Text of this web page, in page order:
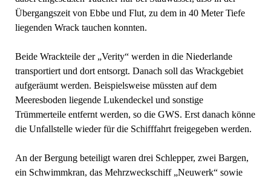
Übergangszeit von Ebbe und Flut, zu dem in 40 Meter Tiefe
liegenden Wrack tauchen konnten.
Beide Wrackteile der „Verity“ werden in die Niederlande
transportiert und dort entsorgt. Danach soll das Wrackgebiet
aufgeräumt werden. Beispielsweise müssten auf dem
Meeresboden liegende Lukendeckel und sonstige
Trümmerteile entfernt werden, so die GWS. Erst danach könne
die Unfallstelle wieder für die Schifffahrt freigegeben werden.
An der Bergung beteiligt waren drei Schlepper, zwei Bargen,
ein Schwimmkran, das Mehrzweckschiff „Neuwerk“ sowie